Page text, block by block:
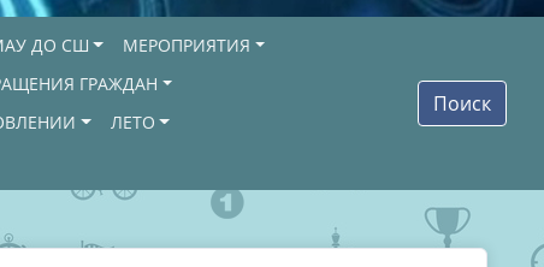
ДО СШ
МЕРОПРИЯТИЯ
ГРАЖДАН
ЛЕТО
Поиск